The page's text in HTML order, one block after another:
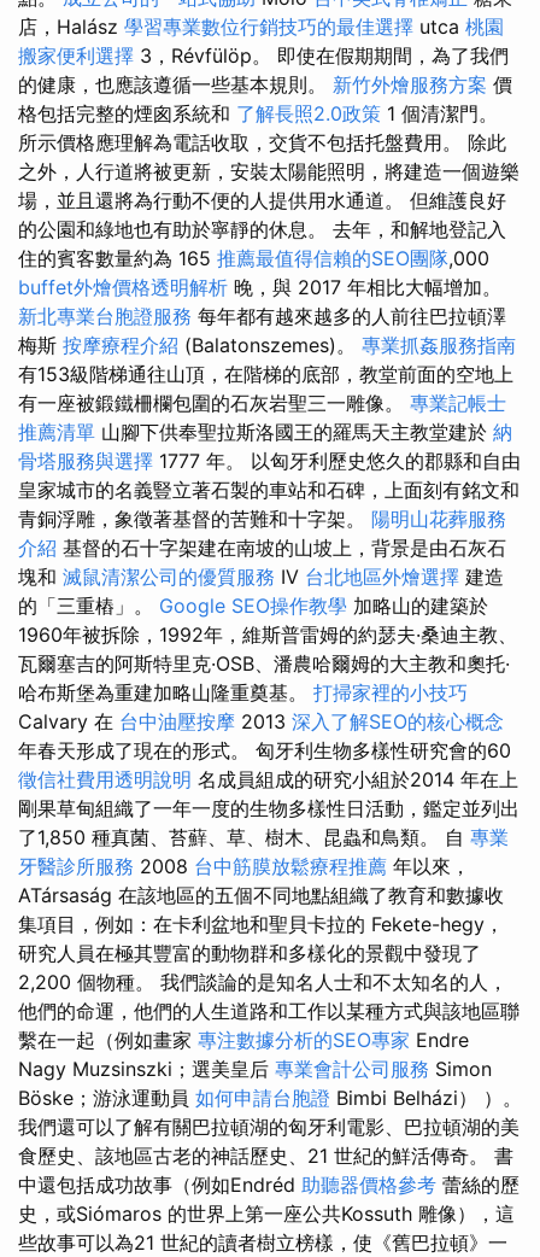
店，Halász 學習專業數位行銷技巧的最佳選擇 utca 桃園
搬家便利選擇 3，Révfülöp。 即使在假期期間，為了我們
的健康，也應該遵循一些基本規則。 新竹外燴服務方案 價
格包括完整的煙囪系統和 了解長照2.0政策 1 個清潔門。
所示價格應理解為電話收取，交貨不包括托盤費用。 除此
之外，人行道將被更新，安裝太陽能照明，將建造一個遊樂
場，並且還將為行動不便的人提供用水通道。 但維護良好
的公園和綠地也有助於寧靜的休息。 去年，和解地登記入
住的賓客數量約為 165 推薦最值得信賴的SEO團隊,000
buffet外燴價格透明解析 晚，與 2017 年相比大幅增加。
新北專業台胞證服務 每年都有越來越多的人前往巴拉頓澤
梅斯 按摩療程介紹 (Balatonszemes)。 專業抓姦服務指南
有153級階梯通往山頂，在階梯的底部，教堂前面的空地上
有一座被鍛鐵柵欄包圍的石灰岩聖三一雕像。 專業記帳士
推薦清單 山腳下供奉聖拉斯洛國王的羅馬天主教堂建於 納
骨塔服務與選擇 1777 年。 以匈牙利歷史悠久的郡縣和自由
皇家城市的名義豎立著石製的車站和石碑，上面刻有銘文和
青銅浮雕，象徵著基督的苦難和十字架。 陽明山花葬服務
介紹 基督的石十字架建在南坡的山坡上，背景是由石灰石
塊和 滅鼠清潔公司的優質服務 IV 台北地區外燴選擇 建造
的「三重樁」。 Google SEO操作教學 加略山的建築於
1960年被拆除，1992年，維斯普雷姆的約瑟夫·桑迪主教、
瓦爾塞吉的阿斯特里克·OSB、潘農哈爾姆的大主教和奧托·
哈布斯堡為重建加略山隆重奠基。 打掃家裡的小技巧
Calvary 在 台中油壓按摩 2013 深入了解SEO的核心概念
年春天形成了現在的形式。 匈牙利生物多樣性研究會的60
徵信社費用透明說明 名成員組成的研究小組於2014 年在上
剛果草甸組織了一年一度的生物多樣性日活動，鑑定並列出
了1,850 種真菌、苔蘚、草、樹木、昆蟲和鳥類。 自 專業
牙醫診所服務 2008 台中筋膜放鬆療程推薦 年以來，
ATársaság 在該地區的五個不同地點組織了教育和數據收
集項目，例如：在卡利盆地和聖貝卡拉的 Fekete-hegy，
研究人員在極其豐富的動物群和多樣化的景觀中發現了
2,200 個物種。 我們談論的是知名人士和不太知名的人，
他們的命運，他們的人生道路和工作以某種方式與該地區聯
繫在一起（例如畫家 專注數據分析的SEO專家 Endre
Nagy Muzsinszki；選美皇后 專業會計公司服務 Simon
Böske；游泳運動員 如何申請台胞證 Bimbi Belházi） ）。
我們還可以了解有關巴拉頓湖的匈牙利電影、巴拉頓湖的美
食歷史、該地區古老的神話歷史、21 世紀的鮮活傳奇。 書
中還包括成功故事（例如Endréd 助聽器價格參考 蕾絲的歷
史，或Siómaros 的世界上第一座公共Kossuth 雕像），這
些故事可以為21 世紀的讀者樹立榜樣，使《舊巴拉頓》一